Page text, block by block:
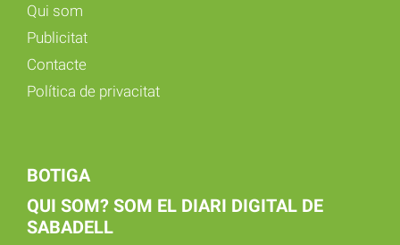
Qui som
Publicitat
Contacte
Política de privacitat
BOTIGA
QUI SOM? SOM EL DIARI DIGITAL DE
SABADELL